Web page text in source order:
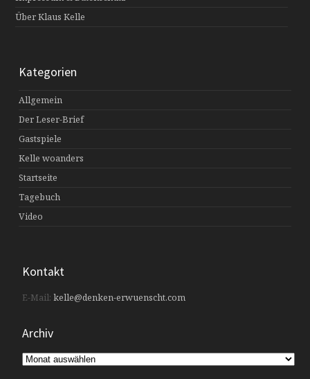
Über Klaus Kelle
Kategorien
Allgemein
Der Leser-Brief
Gastspiele
Kelle woanders
Startseite
Tagebuch
Video
Kontakt
E-Mail:kelle@denken-erwuenscht.com
Archiv
Archiv